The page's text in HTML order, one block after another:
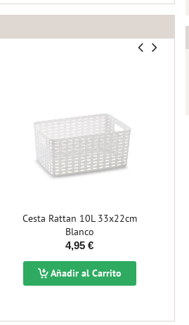
Cesta Rattan 10L 33x22cm
Blanco
4,95 €
Añadir al Carrito